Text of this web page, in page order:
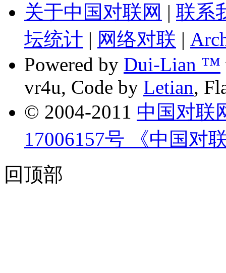
关于中国对联网 | 联系
坛统计 | 网络对联 |
Powered by Dui-Lian ™
vr4u, Code by Letian,
© 2004-2011 中国对联
17006157号 《中国对
回顶部